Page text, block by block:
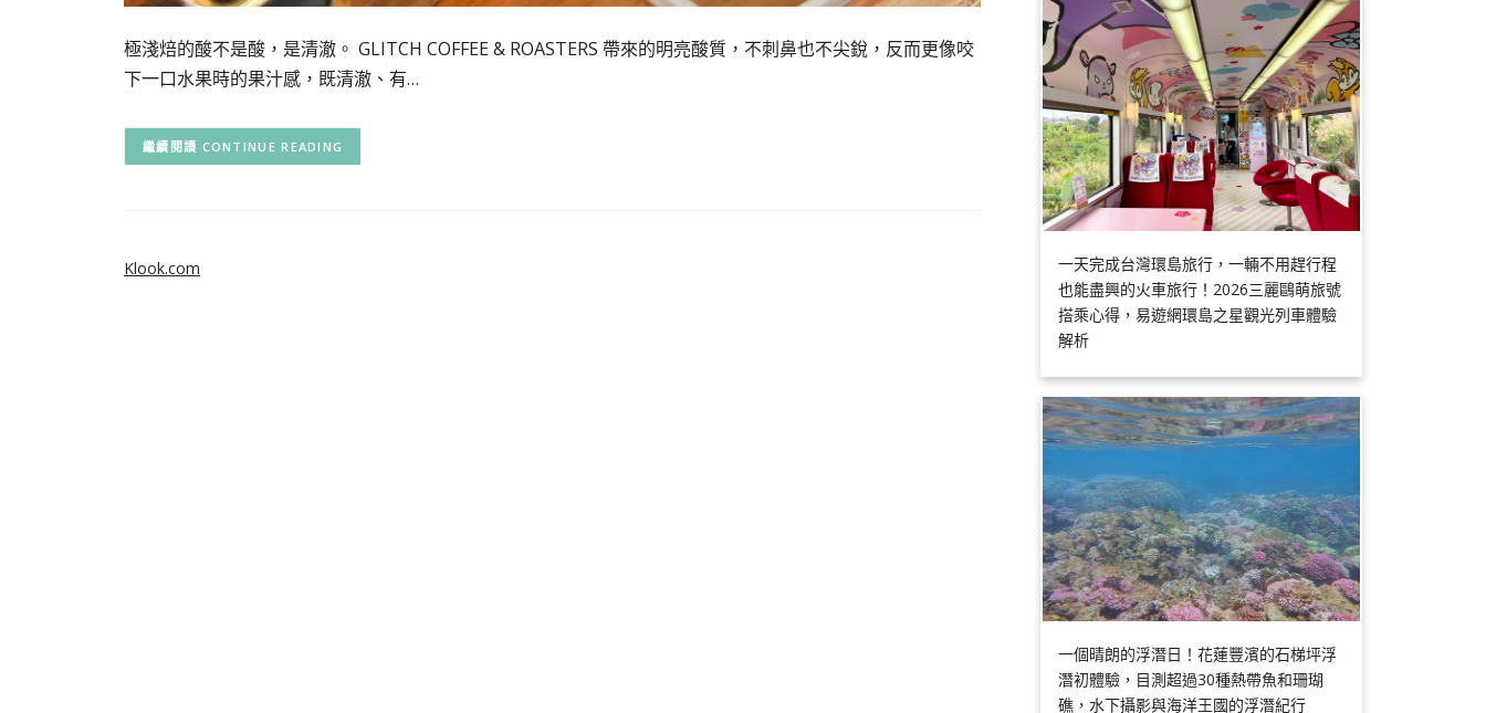
極淺焙的酸不是酸，是清澈。 GLITCH COFFEE & ROASTERS 帶來的明亮酸質，不刺鼻也不尖銳，反而更像咬
下一口水果時的果汁感，既清澈、有…
CONTINUE READING
一天完成台灣環島旅行，一輛不用趕行程
也能盡興的火車旅行！2026三麗鷗萌旅號
搭乘心得，易遊網環島之星觀光列車體驗
解析
一個晴朗的浮潛日！花蓮豐濱的石梯坪浮
潛初體驗，目測超過30種熱帶魚和珊瑚
礁，水下攝影與海洋王國的浮潛紀行
Klook.com